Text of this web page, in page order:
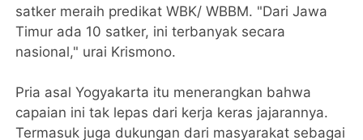
satker meraih predikat WBK/ WBBM. "Dari Jawa
Timur ada 10 satker, ini terbanyak secara
nasional," urai Krismono.
Pria asal Yogyakarta itu menerangkan bahwa
capaian ini tak lepas dari kerja keras jajarannya.
Termasuk juga dukungan dari masyarakat sebagai